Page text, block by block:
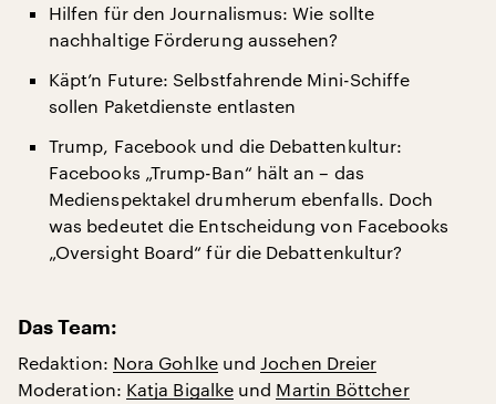
Hilfen für den Journalismus: Wie sollte
nachhaltige Förderung aussehen?
Käpt’n Future: Selbstfahrende Mini-Schiffe
sollen Paketdienste entlasten
Trump, Facebook und die Debattenkultur:
Facebooks „Trump-Ban“ hält an – das
Medienspektakel drumherum ebenfalls. Doch
was bedeutet die Entscheidung von Facebooks
„Oversight Board“ für die Debattenkultur?
Das Team:
Redaktion: Nora GohlkeundJochen Dreier
Moderation: Katja Bigalke und Martin Böttcher